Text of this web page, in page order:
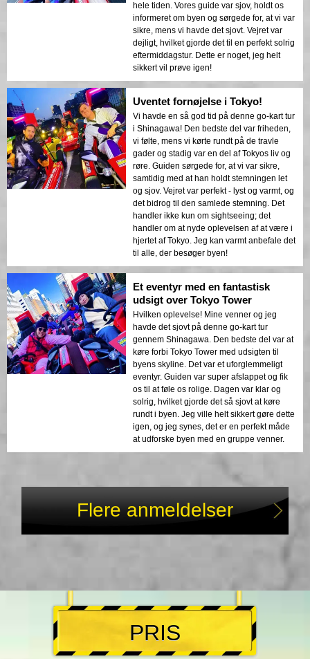
hele tiden. Vores guide var sjov, holdt os
informeret om byen og sørgede for, at vi var
sikre, mens vi havde det sjovt. Vejret var
dejligt, hvilket gjorde det til en perfekt solrig
eftermiddagstur. Dette er noget, jeg helt
sikkert vil prøve igen!
Uventet fornøjelse i Tokyo!
Vi havde en så god tid på denne go-kart tur
i Shinagawa! Den bedste del var friheden,
vi følte, mens vi kørte rundt på de travle
gader og stadig var en del af Tokyos liv og
røre. Guiden sørgede for, at vi var sikre,
samtidig med at han holdt stemningen let
og sjov. Vejret var perfekt - lyst og varmt, og
det bidrog til den samlede stemning. Det
handler ikke kun om sightseeing; det
handler om at nyde oplevelsen af at være i
hjertet af Tokyo. Jeg kan varmt anbefale det
til alle, der besøger byen!
Et eventyr med en fantastisk
udsigt over Tokyo Tower
Hvilken oplevelse! Mine venner og jeg
havde det sjovt på denne go-kart tur
gennem Shinagawa. Den bedste del var at
køre forbi Tokyo Tower med udsigten til
byens skyline. Det var et uforglemmeligt
eventyr. Guiden var super afslappet og fik
os til at føle os rolige. Dagen var klar og
solrig, hvilket gjorde det så sjovt at køre
rundt i byen. Jeg ville helt sikkert gøre dette
igen, og jeg synes, det er en perfekt måde
at udforske byen med en gruppe venner.
Flere anmeldelser
PRIS